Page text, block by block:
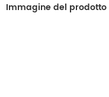
Immagine del prodotto